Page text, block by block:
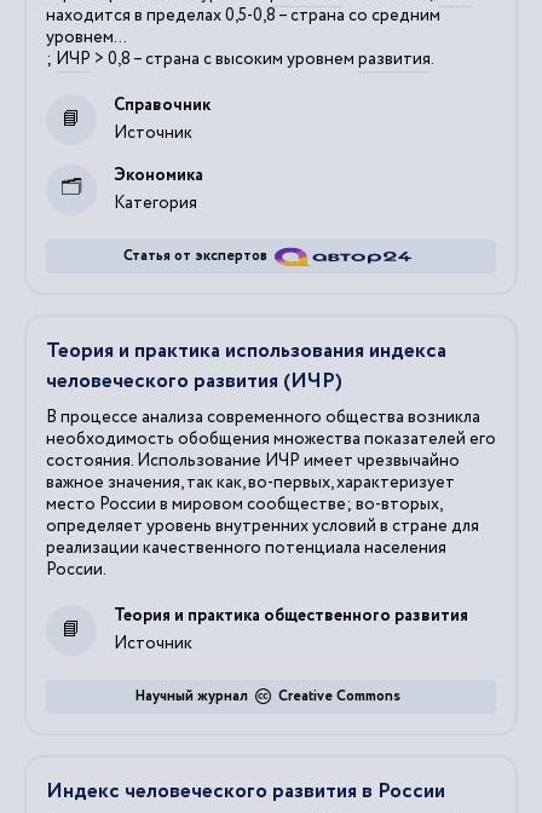
находится в пределах 0,5-0,8 – страна со средним
уровнем...
; ИЧР > 0,8 – страна с высоким уровнем развития.
Источник
Справочник
Категория
Экономика
Статья от экспертов
Теория и практика использования индекса
человеческого развития (ИЧР)
В процессе анализа современного общества возникла
необходимость обобщения множества показателей его
состояния. Использование ИЧР имеет чрезвычайно
важное значения, так как, во-первых, характеризует
место России в мировом сообществе; во-вторых,
определяет уровень внутренних условий в стране для
реализации качественного потенциала населения
России.
Источник
Теория и практика общественного развития
Creative Commons
Научный журнал
Индекс человеческого развития в России